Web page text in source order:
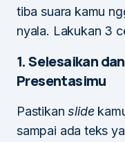
tiba suara kamu
nyala. Lakukan 3
1. Selesaikan
Presentasimu
Pastikanslide
sampai ada teks